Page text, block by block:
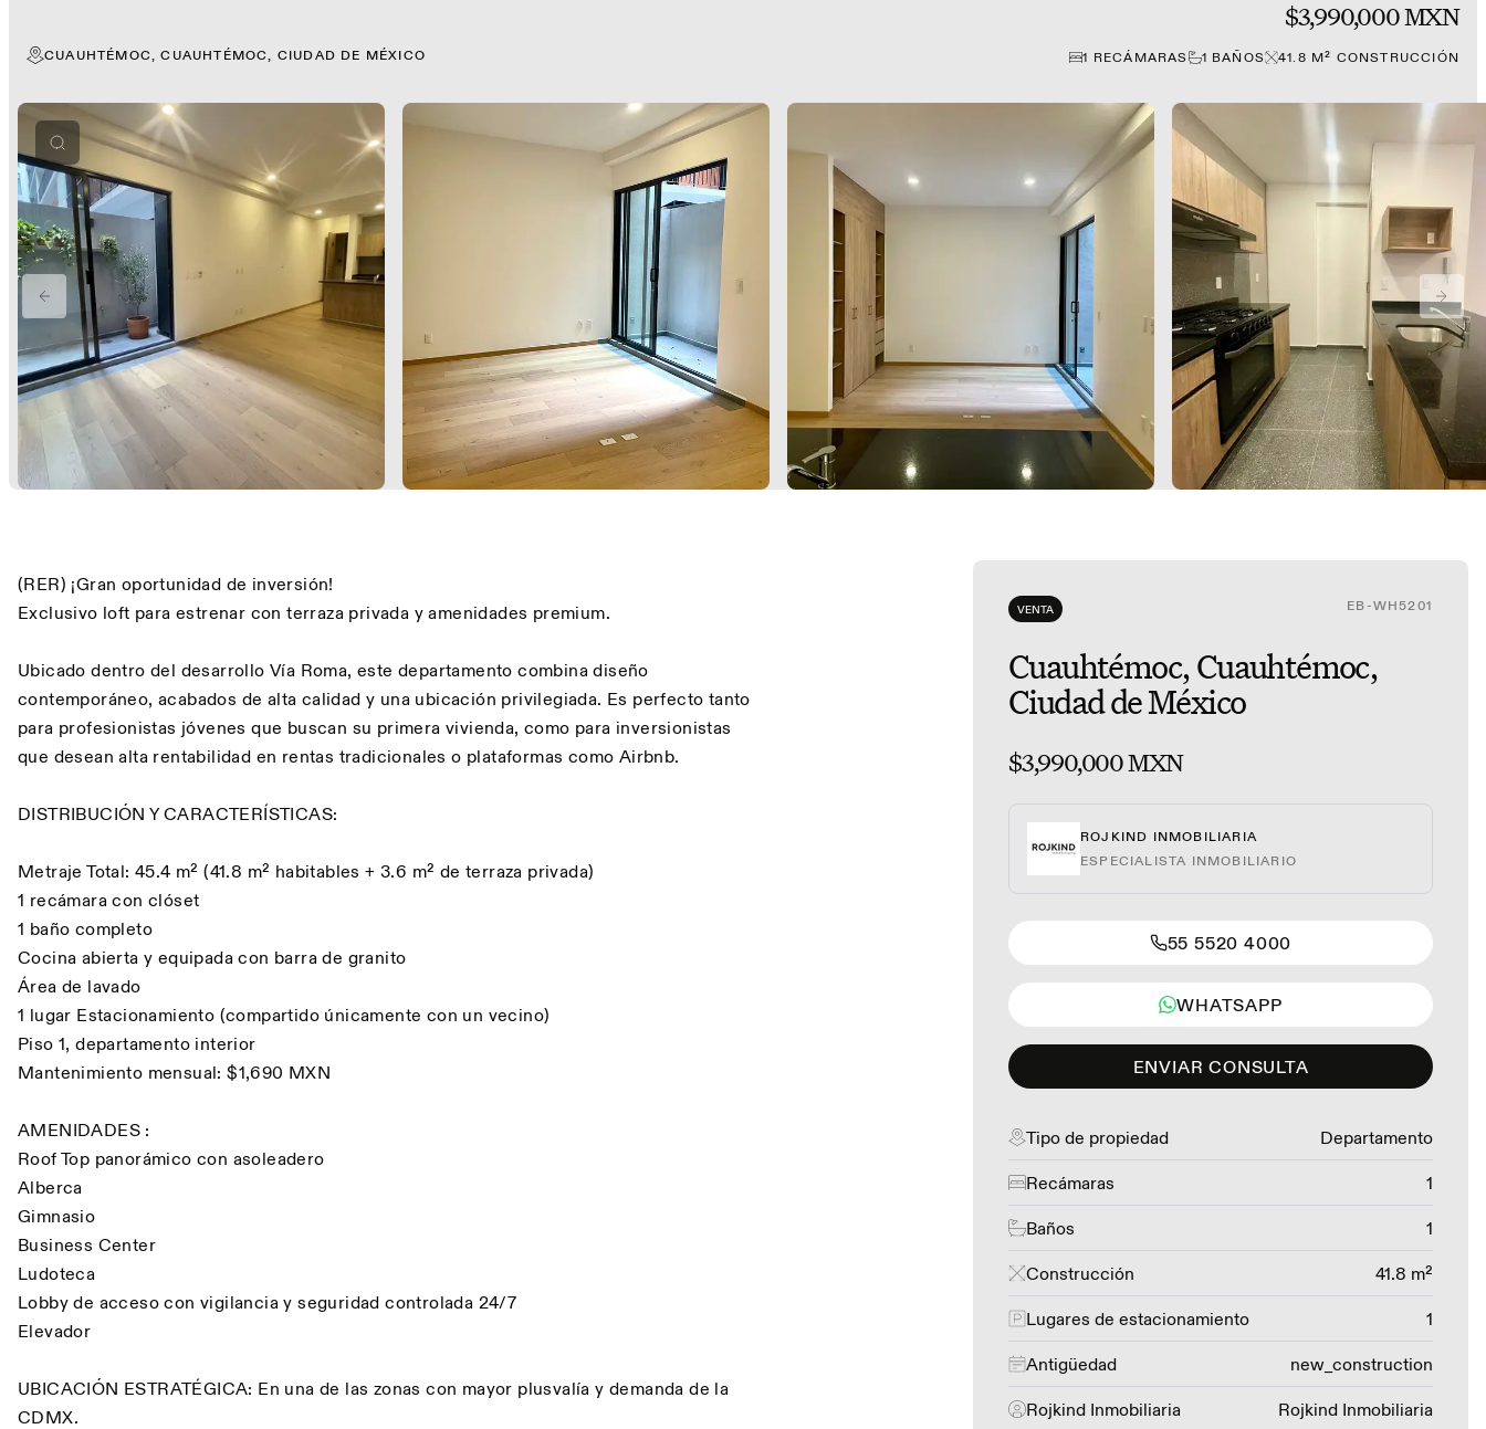
CUAUHTÉMOC, CUAUHTÉMOC, CIUDAD DE MÉXICO
$3,990,000 MXN
1 RECÁMARAS 1 BAÑOS 41.8 M² CONSTRUCCIÓN
PREVIOUS SLIDE
(RER) ¡Gran oportunidad de inversión!
Exclusivo loft para estrenar con terraza privada y amenidades premium.
Ubicado dentro del desarrollo Vía Roma, este departamento combina diseño
contemporáneo, acabados de alta calidad y una ubicación privilegiada. Es perfecto tanto
para profesionistas jóvenes que buscan su primera vivienda, como para inversionistas
que desean alta rentabilidad en rentas tradicionales o plataformas como Airbnb.
DISTRIBUCIÓN Y CARACTERÍSTICAS:
Metraje Total: 45.4 m² (41.8 m² habitables + 3.6 m² de terraza privada)
1 recámara con clóset
1 baño completo
Cocina abierta y equipada con barra de granito
Área de lavado
1 lugar Estacionamiento (compartido únicamente con un vecino)
Piso 1, departamento interior
Mantenimiento mensual: $1,690 MXN
AMENIDADES :
Roof Top panorámico con asoleadero
Alberca
Gimnasio
Business Center
Ludoteca
Lobby de acceso con vigilancia y seguridad controlada 24/7
Elevador
UBICACIÓN ESTRATÉGICA: En una de las zonas con mayor plusvalía y demanda de la
CDMX.
VENTA EB-WH5201
Cuauhtémoc, Cuauhtémoc,
Ciudad de México
$3,990,000 MXN
ROJKIND INMOBILIARIA
ESPECIALISTA INMOBILIARIO
55 5520 4000
WHATSAPP
ENVIAR CONSULTA
Tipo de propiedad Departamento
Recámaras 1
Baños 1
Construcción 41.8 m²
Lugares de estacionamiento 1
Antigüedad new_construction
Rojkind Inmobiliaria Rojkind Inmobiliaria